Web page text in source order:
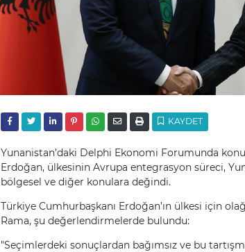
KAYDET
Yunanistan’daki Delphi Ekonomi Forumunda
Erdoğan, ülkesinin Avrupa entegrasyon süreci,
bölgesel ve diğer konulara değindi.
Türkiye Cumhurbaşkanı Erdoğan’ın ülkesi için
Rama, şu değerlendirmelerde bulundu:
"Seçimlerdeki sonuçlardan bağımsız ve bu